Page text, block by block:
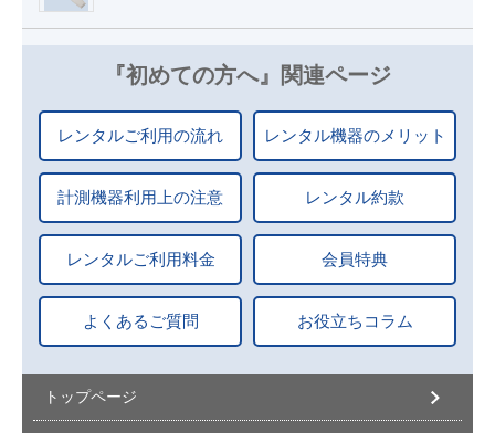
『初めての方へ』関連ページ
レンタルご利用の流れ レンタル機器のメリット
計測機器利用上の注意 レンタル約款
レンタルご利用料金 会員特典
よくあるご質問 お役立ちコラム
トップページ